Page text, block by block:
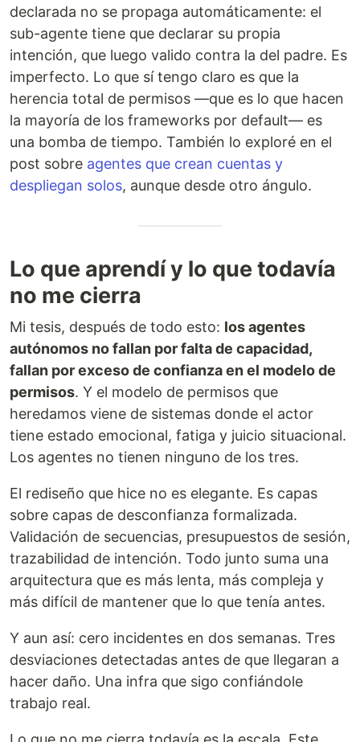
declarada no se propaga automáticamente: el
sub-agente tiene que declarar su propia
intención, que luego valido contra la del padre. Es
imperfecto. Lo que sí tengo claro es que la
herencia total de permisos —que es lo que hacen
la mayoría de los frameworks por default— es
una bomba de tiempo. También lo exploré en el
post sobre agentes que crean cuentas y
despliegan solos, aunque desde otro ángulo.
Lo que aprendí y lo que todavía
no me cierra
Mi tesis, después de todo esto: los agentes
autónomos no fallan por falta de capacidad,
fallan por exceso de confianza en el modelo de
permisos. Y el modelo de permisos que
heredamos viene de sistemas donde el actor
tiene estado emocional, fatiga y juicio situacional.
Los agentes no tienen ninguno de los tres.
El rediseño que hice no es elegante. Es capas
sobre capas de desconfianza formalizada.
Validación de secuencias, presupuestos de sesión,
trazabilidad de intención. Todo junto suma una
arquitectura que es más lenta, más compleja y
más difícil de mantener que lo que tenía antes.
Y aun así: cero incidentes en dos semanas. Tres
desviaciones detectadas antes de que llegaran a
hacer daño. Una infra que sigo confiándole
trabajo real.